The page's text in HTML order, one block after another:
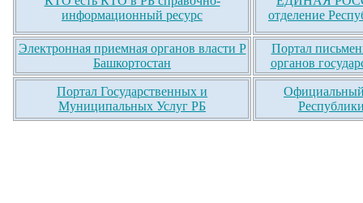
информационный ресурс
отделение
Электронная приемная органов власти Р
Башкортостан
Портал
органов
Портал Государственных и
Муниципальных Услуг РБ
Официальный